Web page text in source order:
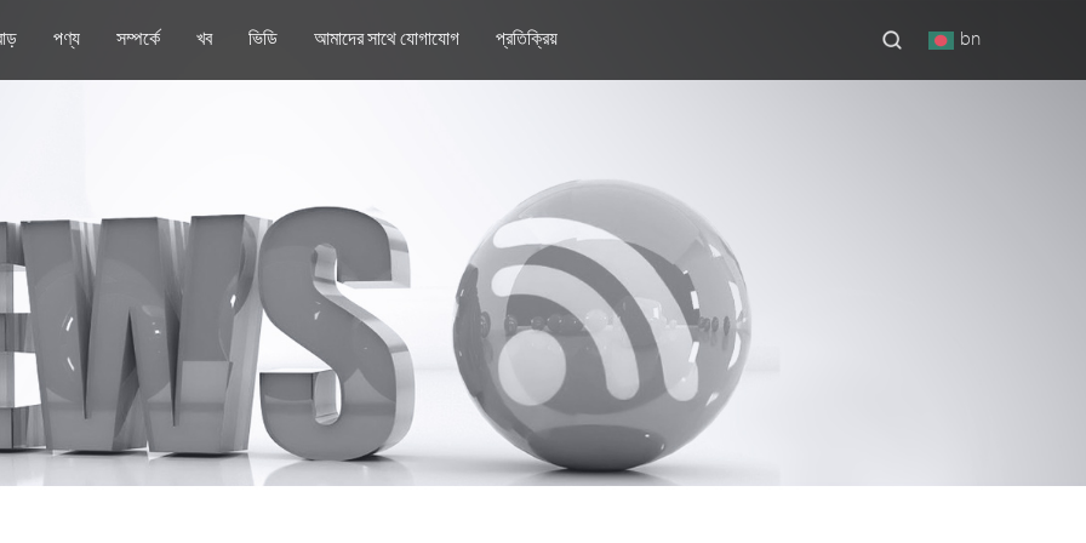
পণ্য সম্পর্কে খব ভিডি আমাদের সাথে যোগাযোগ প্রতিক্রিয় bn